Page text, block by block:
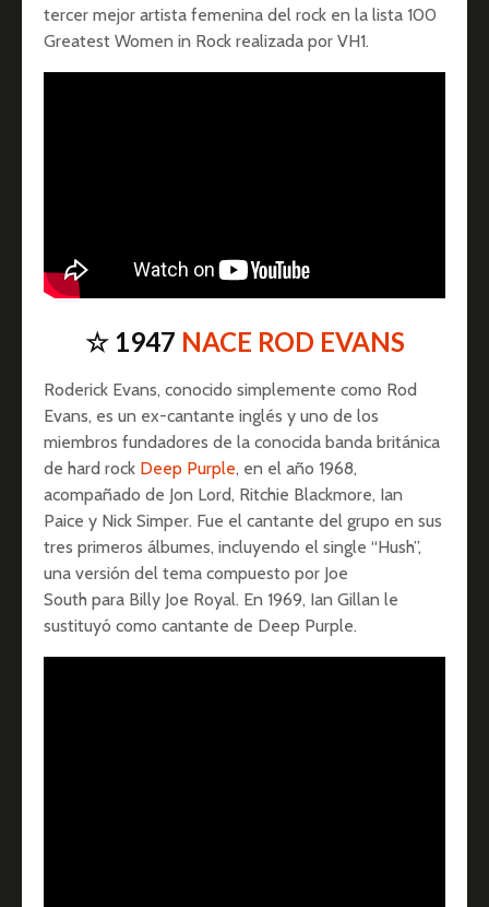
tercer mejor artista femenina del rock en la lista 100
Greatest Women in Rock realizada por VH1.
☆ 1947 NACE ROD EVANS
Roderick Evans, conocido simplemente como Rod
Evans, es un ex-cantante inglés y uno de los
miembros fundadores de la conocida banda británica
de hard rock Deep Purple, en el año 1968,
acompañado de Jon Lord, Ritchie Blackmore, Ian
Paice y Nick Simper. Fue el cantante del grupo en sus
tres primeros álbumes, incluyendo el single “Hush”,
una versión del tema compuesto por Joe
South para Billy Joe Royal. En 1969, Ian Gillan le
sustituyó como cantante de Deep Purple.